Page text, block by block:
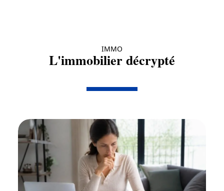
IMMO
L'immobilier décrypté